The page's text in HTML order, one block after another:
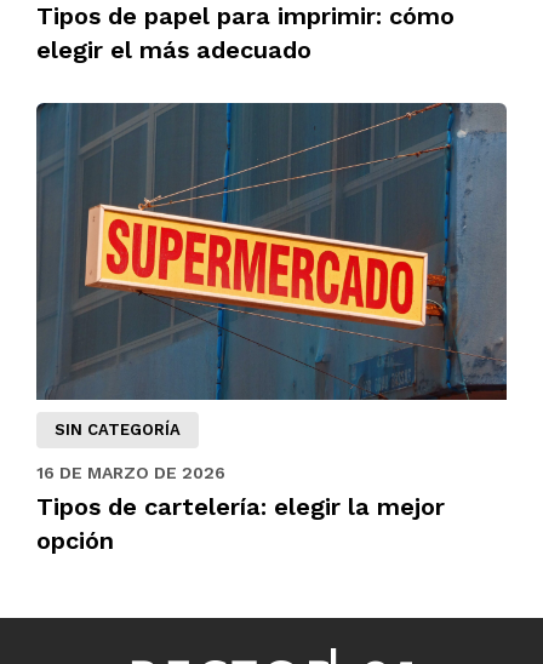
Tipos de papel para imprimir: cómo
elegir el más adecuado
SIN CATEGORÍA
16 DE MARZO DE 2026
Tipos de cartelería: elegir la mejor
opción